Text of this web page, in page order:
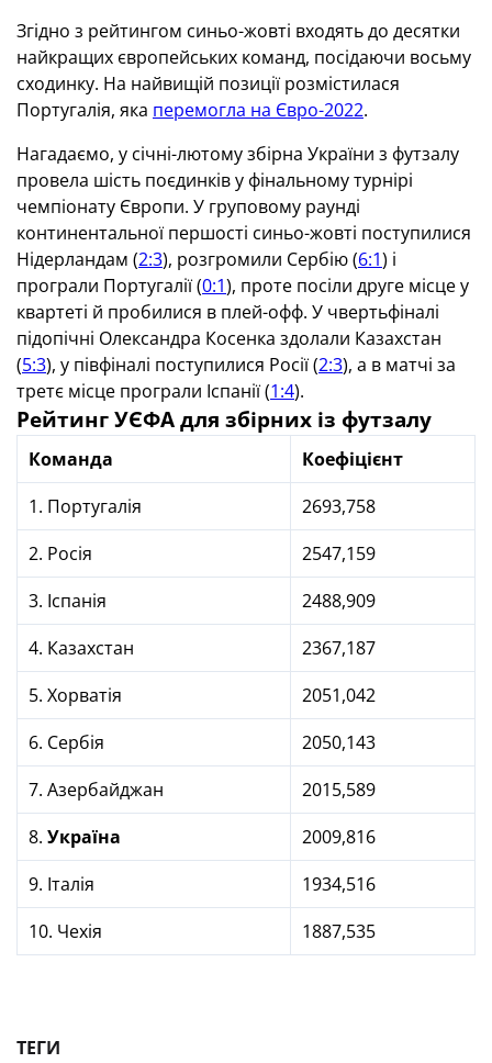
Згідно з рейтингом синьо-жовті входять до десятки
найкращих європейських команд, посідаючи восьму
сходинку. На найвищій позиції розмістилася
Португалія, яка перемогла на Євро-2022.
Нагадаємо, у січні-лютому збірна України з футзалу
провела шість поєдинків у фінальному турнірі
чемпіонату Європи. У груповому раунді
континентальної першості синьо-жовті поступилися
Нідерландам (2:3), розгромили Сербію (6:1) і
програли Португалії (0:1), проте посіли друге місце у
квартеті й пробилися в плей-офф. У чвертьфіналі
підопічні Олександра Косенка здолали Казахстан
(5:3), у півфіналі поступилися Росії (2:3), а в матчі за
третє місце програли Іспанії (1:4).
Рейтинг УЄФА для збірних із футзалу
Команда
Коефіцієнт
1. Португалія
2693,758
2. Росія
2547,159
3. Іспанія
2488,909
4. Казахстан
2367,187
5. Хорватія
2051,042
6. Сербія
2050,143
7. Азербайджан
2015,589
8. Україна
2009,816
9. Італія
1934,516
10. Чехія
1887,535
ТЕГИ